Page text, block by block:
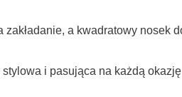
zakładanie, a kwadratowy nosek
i pasująca na każdą okazję